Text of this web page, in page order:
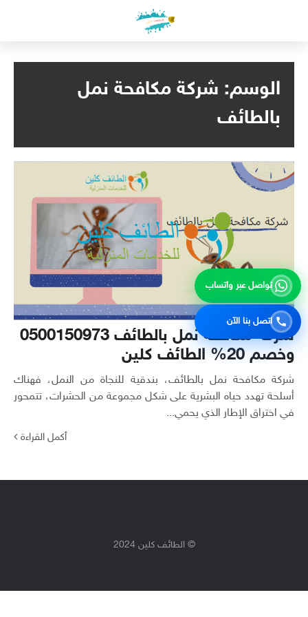
الوسم: شركة مكافحة نمل
بالطائف
شركة مكافحة نمل بالطائف 0500150973
وخصم 20% الطائف كلين
شركة مكافحة نمل بالطائف، بندقية للنجاة من النمل، فهناك
أسلحة تهدد حياه البشرية على شكل مجموعة من الحشرات، تتمحور
في اختراق الإطار الذي يحمي...
أكمل القراءة
© الطائف كلين 2024
تواصل عبر واتساب
اتصل بنا الآن